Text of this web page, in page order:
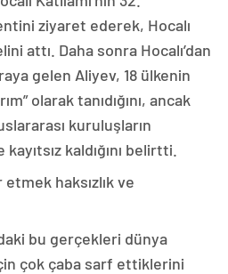
ziyaret ederek, Hocalı
attı. Daha sonra Hocalı’dan
gelen Aliyev, 18 ülkenin
olarak tanıdığını, ancak
kuruluşların
kaldığını belirtti.
etmek haksızlık ve
bu gerçekleri dünya
çok çaba sarf ettiklerini